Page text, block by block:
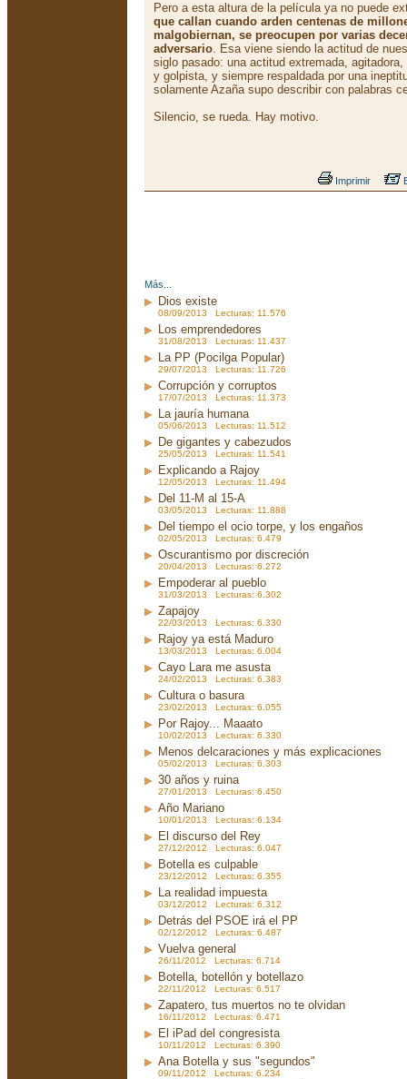
Pero a esta altura de la película ya no puede
que callan cuando arden centenas de
malgobiernan, se preocupen por varias
adversario. Esa viene siendo la actitud de
siglo pasado: una actitud extremada,
y golpista, y siempre respaldada por una
solamente Azaña supo describir con palabras
Silencio, se rueda. Hay motivo.
Imprimir
Más...
Dios existe
08/09/2013 Lecturas: 11.576
Los emprendedores
31/08/2013 Lecturas: 11.437
La PP (Pocilga Popular)
29/07/2013 Lecturas: 11.726
Corrupción y corruptos
17/07/2013 Lecturas: 11.373
La jauría humana
05/06/2013 Lecturas: 11.512
De gigantes y cabezudos
25/05/2013 Lecturas: 11.541
Explicando a Rajoy
12/05/2013 Lecturas: 11.494
Del 11-M al 15-A
03/05/2013 Lecturas: 11.888
Del tiempo el ocio torpe, y los engaños
02/05/2013 Lecturas: 6.479
Oscurantismo por discreción
20/04/2013 Lecturas: 6.272
Empoderar al pueblo
31/03/2013 Lecturas: 6.302
Zapajoy
22/03/2013 Lecturas: 6.330
Rajoy ya está Maduro
13/03/2013 Lecturas: 6.004
Cayo Lara me asusta
24/02/2013 Lecturas: 6.383
Cultura o basura
23/02/2013 Lecturas: 6.055
Por Rajoy... Maaato
10/02/2013 Lecturas: 6.330
Menos delcaraciones y más explicaciones
05/02/2013 Lecturas: 6.303
30 años y ruina
27/01/2013 Lecturas: 6.450
Año Mariano
10/01/2013 Lecturas: 6.134
El discurso del Rey
27/12/2012 Lecturas: 6.047
Botella es culpable
23/12/2012 Lecturas: 6.355
La realidad impuesta
03/12/2012 Lecturas: 6.312
Detrás del PSOE irá el PP
02/12/2012 Lecturas: 6.487
Vuelva general
26/11/2012 Lecturas: 6.714
Botella, botellón y botellazo
22/11/2012 Lecturas: 6.517
Zapatero, tus muertos no te olvidan
16/11/2012 Lecturas: 6.471
El iPad del congresista
10/11/2012 Lecturas: 6.390
Ana Botella y sus "segundos"
09/11/2012 Lecturas: 6.234